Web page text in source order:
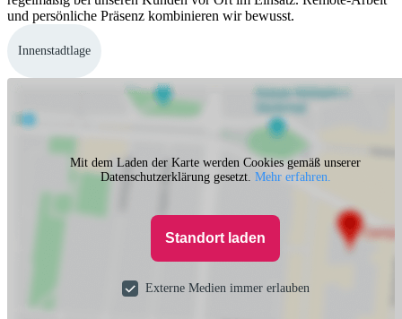
und persönliche Präsenz kombinieren wir bewusst.
Innenstadtlage
Mit dem Laden der Karte werden Cookies gemäß unserer
Datenschutzerklärung gesetzt. Mehr erfahren.
Standort laden
Externe Medien immer erlauben